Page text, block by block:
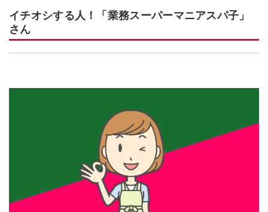
イチオシする人！「業務スーパーマニアスパ子」
さん